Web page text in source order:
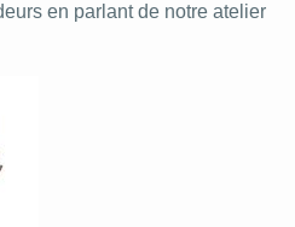
en parlant de notre atelier